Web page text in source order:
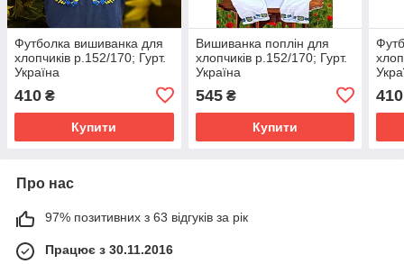
Футболка вишиванка для
хлопчиків р.152/170; Гурт.
Україна
410 ₴
Купити
Вишиванка поплін для
хлопчиків р.152/170; Гурт.
Україна
545₴
Купити
410
Про нас
97% позитивних з 63 відгуків за рік
Працює з 30.11.2016